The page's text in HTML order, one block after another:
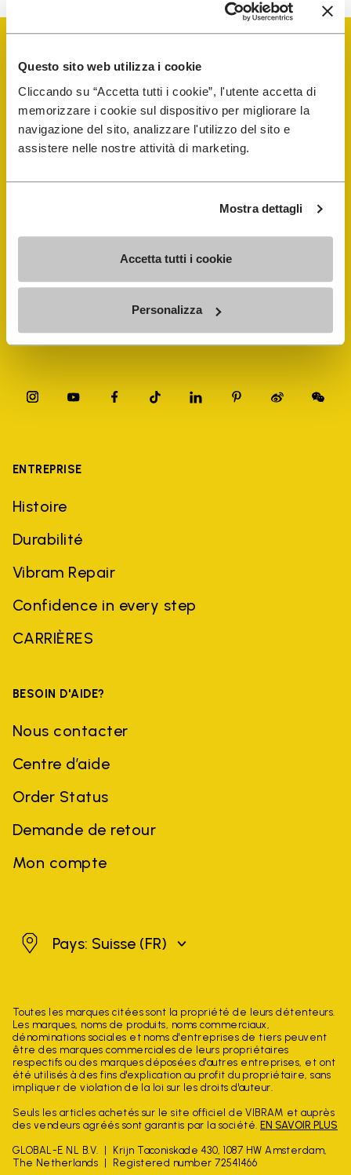
Questo sito web utilizza i cookie
Cliccando su “Accetta tutti i cookie”, l'utente accetta di
memorizzare i cookie sul dispositivo per migliorare la
navigazione del sito, analizzare l'utilizzo del sito e
assistere nelle nostre attività di marketing.
Mostra dettagli
Accetta tutti i cookie
Personalizza
Vibram Events
Trouver un cordonnier
Store Locator
ENTREPRISE
Histoire
Durabilité
Vibram Repair
Confidence in every step
CARRIÈRES
BESOIN D'AIDE?
Nous contacter
Centre d’aide
Order Status
Demande de retour
Mon compte
SuissePays: Suisse (FR)
Toutes les marques citées sont la propriété de leurs détenteurs.
Les marques, noms de produits, noms commerciaux,
dénominations sociales et noms d'entreprises de tiers peuvent
être des marques commerciales de leurs propriétaires
respectifs ou des marques déposées d'autres entreprises, et ont
été utilisés à des fins d'explication au profit du propriétaire, sans
impliquer de violation de la loi sur les droits d'auteur.
Seuls les articles achetés sur le site officiel de VIBRAM et auprès
des vendeurs agréés sont garantis par la société. EN SAVOIR PLUS
GLOBAL-E NL B.V.
Krijn Taconiskade 430, 1087 HW Amsterdam,
The Netherlands
Registered number 72541466